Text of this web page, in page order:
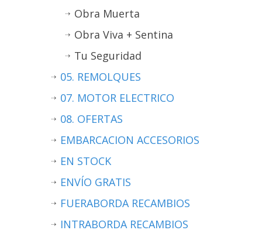
Obra Muerta
Obra Viva + Sentina
Tu Seguridad
05. REMOLQUES
07. MOTOR ELECTRICO
08. OFERTAS
EMBARCACION ACCESORIOS
EN STOCK
ENVÍO GRATIS
FUERABORDA RECAMBIOS
INTRABORDA RECAMBIOS